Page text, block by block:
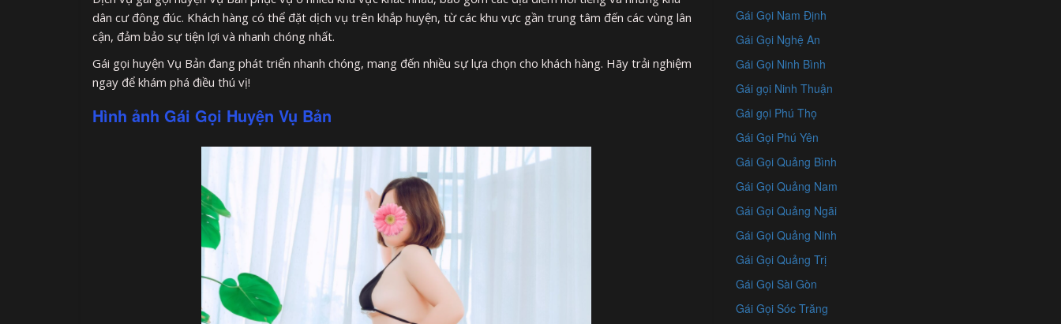
dân cư đông đúc. Khách hàng có thể đặt dịch vụ trên khắp huyện, từ các khu vực gần trung tâm đến các vùng lân
cận, đảm bảo sự tiện lợi và nhanh chóng nhất.
Gái gọi huyện Vụ Bản đang phát triển nhanh chóng, mang đến nhiều sự lựa chọn cho khách hàng. Hãy trải nghiệm
ngay để khám phá điều thú vị!
Hình ảnh Gái Gọi Huyện Vụ Bản
Gái Gọi Nam Định
Gái Gọi Nghệ An
Gái Gọi Ninh Bình
Gái gọi Ninh Thuận
Gái gọi Phú Thọ
Gái Gọi Phú Yên
Gái Gọi Quảng Bình
Gái Gọi Quảng Nam
Gái Gọi Quảng Ngãi
Gái Gọi Quảng Ninh
Gái Gọi Quảng Trị
Gái Gọi Sài Gòn
Gái Gọi Sóc Trăng